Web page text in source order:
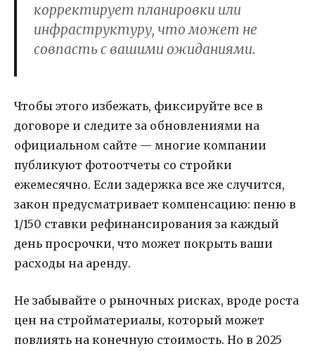
корректирует планировки или
инфраструктуру, что может не
совпасть с вашими ожиданиями.
Чтобы этого избежать, фиксируйте все в
договоре и следите за обновлениями на
официальном сайте — многие компании
публикуют фотоотчеты со стройки
ежемесячно. Если задержка все же случится,
закон предусматривает компенсацию: пеню в
1/150 ставки рефинансирования за каждый
день просрочки, что может покрыть ваши
расходы на аренду.
Не забывайте о рыночных рисках, вроде роста
цен на стройматериалы, который может
повлиять на конечную стоимость. Но в 2025